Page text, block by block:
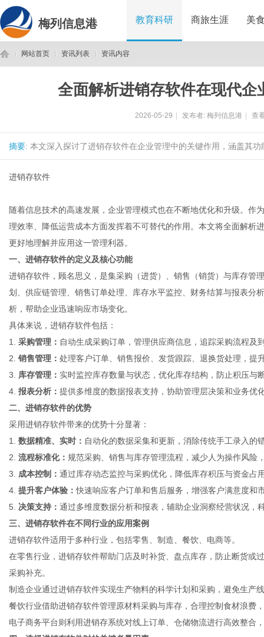
梅列信息港 教育科研 商旅生涯 美
网站首页 资讯列表 资讯内容
全面解析进销存软件在现代
2026-05-29 发布者: 梅列信息港 查
摘要: 本文深入探讨了进销存软件在企业管理中的关键作用，涵盖其
进销存软件
随着信息技术的高速发展，企业管理模式也在不断地优化和升级。作
理效率、降低运营成本方面发挥着不可替代的作用。本文将全面解析
更好地理解并应用这一管理利器。
一、进销存软件的定义及核心功能
进销存软件，顾名思义，是集采购（进货）、销售（销货）与库存管
划、供应链管理、销售订单处理、库存水平监控、财务结算与报表分
析，帮助企业迅速响应市场变化。
具体来说，进销存软件包括：
1. 采购管理： 自动生成采购订单，管理供应商信息，追踪采购流程及
2. 销售管理： 处理客户订单、销售报价、发货跟踪、退换货处理，提
3.
库存管理： 实时监控库存数量与状态，优化库存结构，防止积压与
4. 报表分析： 提供多维度的数据报表支持，协助管理层决策和业务优
二、进销存软件的优势
采用进销存软件带来的优势十分显著：
1. 数据精准、实时： 自动化的数据采集和更新，消除传统手工录入的
2. 流程标准化： 规范采购、销售与库存管理流程，减少人为操作风险
3. 成本控制： 通过库存动态监控与采购优化，降低库存积压与资金占
4. 提升客户体验：快速响应客户订单和售后服务，增强客户满意度和
5. 决策支持： 通过多维度数据分析和报表，辅助企业洞察经营状况，
三、进销存软件在不同行业的应用案例
进销存软件适用于多种行业，包括零售、制造、餐饮、电商等。
在零售行业，进销存软件帮助门店及时补货、盘点库存，防止断货或
采购补充。
制造企业通过进销存软件实现生产物料的科学计划和采购，避免生产
餐饮行业借助进销存软件管理原材料采购与库存，合理控制食材浪费
电子商务平台则利用进销存系统对线上订单、仓储物流进行高效整合